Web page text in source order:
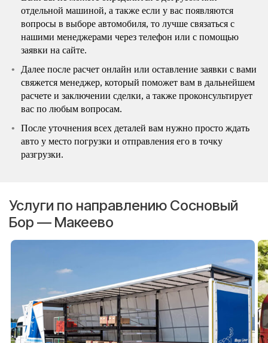
отдельной машиной, а также если у вас появляются
вопросы в выборе автомобиля, то лучше связаться с
нашими менеджерами через телефон или с помощью
заявки на сайте.
Далее после расчет онлайн или оставление заявки с вами
свяжется менеджер, который поможет вам в дальнейшем
расчете и заключении сделки, а также проконсультирует
вас по любым вопросам.
После уточнения всех деталей вам нужно просто ждать
авто у место погрузки и отправления его в точку
разгрузки.
Услуги по направлению Сосновый
Бор — Макеево